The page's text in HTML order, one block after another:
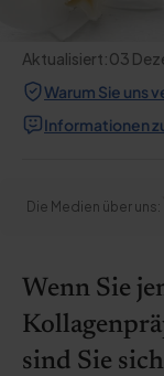
Aktualisiert:03
Warum Sie uns
Informationen
Die Medien über uns:
Wenn Sie
sind Sie